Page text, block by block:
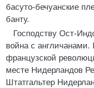
басуто-бечуанские
банту.
Господству Ост-
война с англичанами.
французской
месте Нидерландов
Штатгальтер